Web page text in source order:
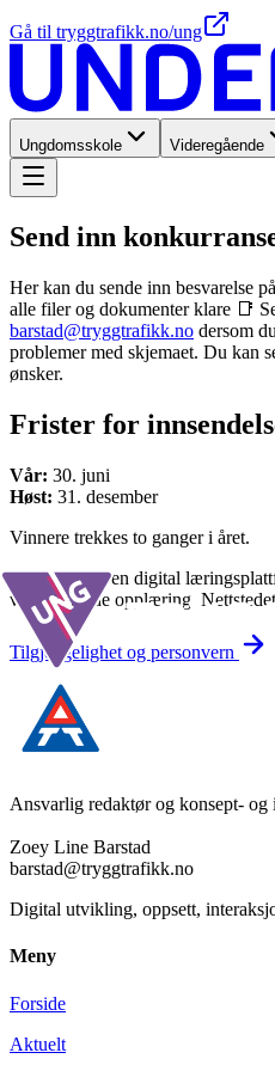
Gå til tryggtrafikk.no/ung
Ungdomsskole Videregående
Send inn
Her kan du sende inn besvarelse
alle filer og dokumenter klare 📑
barstad@tryggtrafikk.no dersom
problemer med skjemaet. Du kan
ønsker.
Frister for
Vår: 30. juni
Høst: 31. desember
Vinnere trekkes to ganger i året.
Underveis er en digital
videregående opplæring.
Tilgjengelighet og personvern
Ansvarlig redaktør og konsept-
Zoey Line Barstad
barstad@tryggtrafikk.no
Digital utvikling, oppsett,
Meny
Forside
Aktuelt